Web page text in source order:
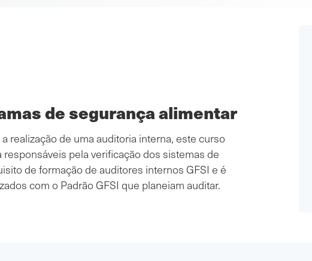
de segurança alimentar
realização de uma auditoria interna, este curso
pela verificação dos sistemas de
de formação de auditores internos GFSI e é
com o Padrão GFSI que planeiam auditar.